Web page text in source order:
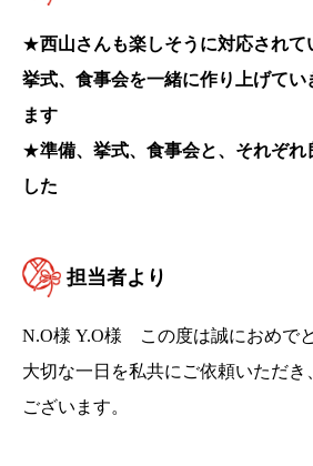
★西山さんも楽しそうに対応されて
挙式、食事会を一緒に作り上げてい
ます
★準備、挙式、食事会と、それぞれ
した
担当者より
N.O様 Y.O様 この度は誠におめで
大切な一日を私共にご依頼いただき
ございます。